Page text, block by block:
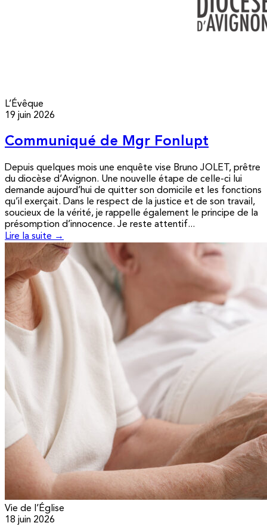
L’Évêque
19 juin 2026
Communiqué de Mgr Fonlupt
Depuis quelques mois une enquête vise Bruno JOLET, prêtre
du diocèse d’Avignon. Une nouvelle étape de celle-ci lui
demande aujourd’hui de quitter son domicile et les fonctions
qu’il exerçait. Dans le respect de la justice et de son travail,
soucieux de la vérité, je rappelle également le principe de la
présomption d’innocence. Je reste attentif...
Lire la suite →
Vie de l’Église
18 juin 2026